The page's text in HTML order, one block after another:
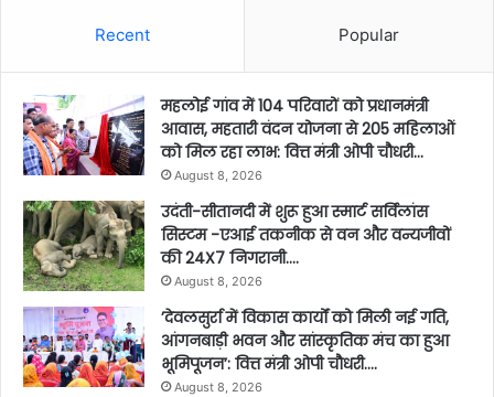
Recent Popular
महलोई गांव में 104 परिवारों को प्रधानमंत्री
आवास, महतारी वंदन योजना से 205 महिलाओं
को मिल रहा लाभ: वित्त मंत्री ओपी चौधरी…
August 8, 2026
उदंती-सीतानदी में शुरू हुआ स्मार्ट सर्विलांस
सिस्टम -एआई तकनीक से वन और वन्यजीवों
की 24X7 निगरानी….
August 8, 2026
’देवलसुर्रा में विकास कार्यों को मिली नई गति,
आंगनबाड़ी भवन और सांस्कृतिक मंच का हुआ
भूमिपूजन’: वित्त मंत्री ओपी चौधरी….
August 8, 2026